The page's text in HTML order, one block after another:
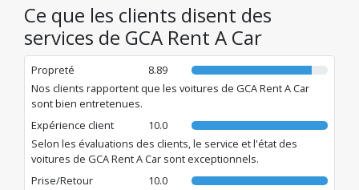
Ce que les clients disent des
services de GCA Rent A Car
Propreté
8.89
Nos clients rapportent que les voitures de GCA Rent A Car
sont bien entretenues.
Expérience client
10.0
Selon les évaluations des clients, le service et l'état des
voitures de GCA Rent A Car sont exceptionnels.
Prise/Retour
10.0